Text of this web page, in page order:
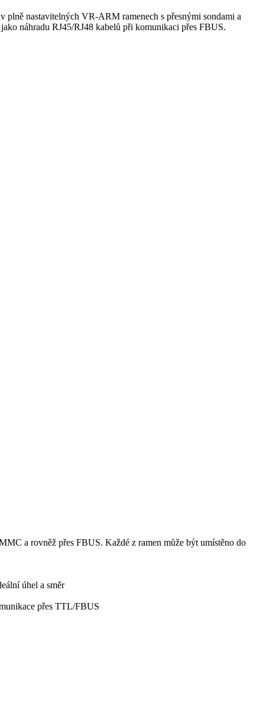
plně nastavitelných VR-ARM ramenech s přesnými sondami a
náhradu RJ45/RJ48 kabelů při komunikaci přes FBUS.
a rovněž přes FBUS. Každé z ramen může být umístěno do
úhel a směr
přes TTL/FBUS